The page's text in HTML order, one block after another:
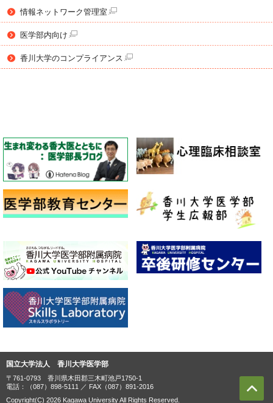
情報ネットワーク管理室
医学部内向け
香川大学のコンプライアンス
国立大学法人 香川大学医学部
〒761-0793 香川県木田郡三木町池戸1750-1
電話：（087）898-5111 ／ FAX（087）891-2016
Copyright(C) 2026 Kagawa University All Rights Reserved.